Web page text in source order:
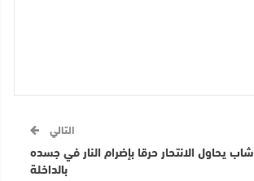
التالي
شاب يحاول الانتحار حرقا بإضرام النار في جسده
بالداخلة